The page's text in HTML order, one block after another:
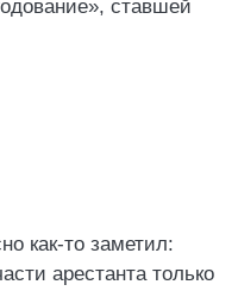
ставшей
как-то заметил:
арестанта только